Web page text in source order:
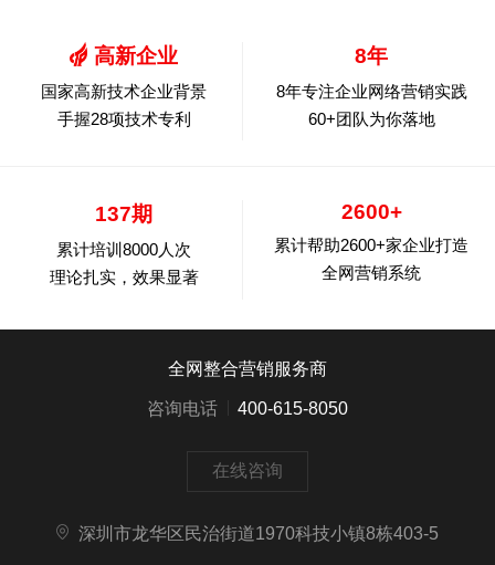
高新企业
国家高新技术企业背景
手握28项技术专利
8年
8年专注企业网络营销实践
60+团队为你落地
137期
累计培训8000人次
理论扎实，效果显著
2600+
累计帮助2600+家企业打造
全网营销系统
全网整合营销服务商
咨询电话
400-615-8050
在线咨询
深圳市龙华区民治街道1970科技小镇8栋403-5